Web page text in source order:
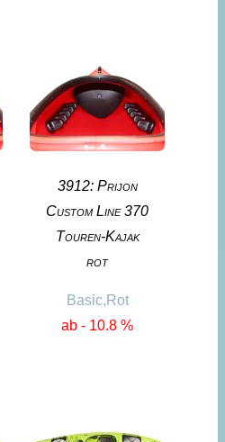
3912: Prijon
Custom Line 370
Touren-Kajak
rot
Basic,Rot
ab - 10.8 %